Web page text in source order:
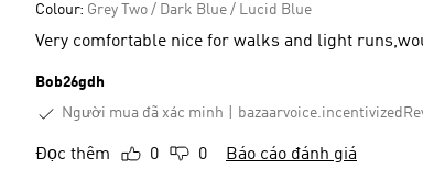
Colour: Grey Two / Dark Blue / Lucid Blue
Very comfortable nice for walks and light
Bob26gdh
Người mua đã xác minh
Đọc thêm 0 0 Báo cáo đánh giá